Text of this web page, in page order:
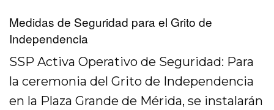
Medidas de Seguridad para el Grito de
Independencia
SSP Activa Operativo de Seguridad: Para
la ceremonia del Grito de Independencia
en la Plaza Grande de Mérida, se instalarán